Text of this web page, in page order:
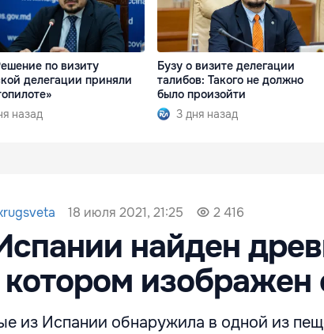
по визиту
делегации приняли
назад
Бузу о визите делегации
талибов: Такого не должно
было произойти
3 дня назад
18 июля 2021, 21:25 2 416
найден
котором изображен
из Испании обнаружила в одной из